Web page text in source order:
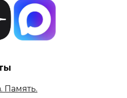
Память.